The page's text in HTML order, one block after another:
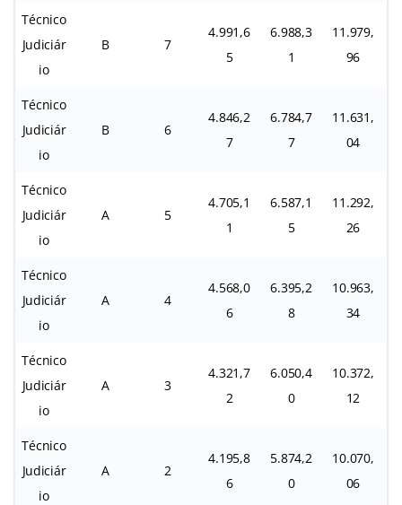
Técnico
Judiciár
io
B 7
4.991,6
5
6.988,3
1
11.979,
96
Técnico
Judiciár
io
B 6
4.846,2
7
6.784,7
7
11.631,
04
Técnico
Judiciár
io
A 5
4.705,1
1
6.587,1
5
11.292,
26
Técnico
Judiciár
io
A 4
4.568,0
6
6.395,2
8
10.963,
34
Técnico
Judiciár
io
A 3
4.321,7
2
6.050,4
0
10.372,
12
Técnico
Judiciár
io
A 2
4.195,8
6
5.874,2
0
10.070,
06